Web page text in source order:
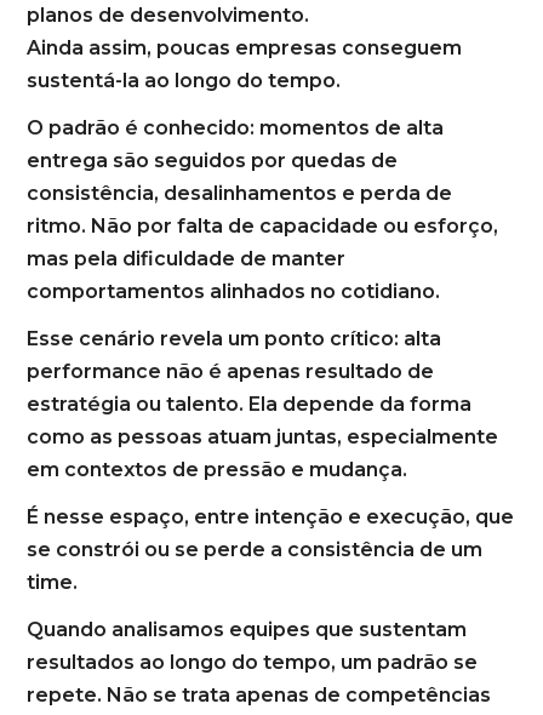
planos de desenvolvimento.
Ainda assim, poucas empresas conseguem
sustentá-la ao longo do tempo.
O padrão é conhecido: momentos de alta
entrega são seguidos por quedas de
consistência, desalinhamentos e perda de
ritmo. Não por falta de capacidade ou esforço,
mas pela dificuldade de manter
comportamentos alinhados no cotidiano.
Esse cenário revela um ponto crítico: alta
performance não é apenas resultado de
estratégia ou talento. Ela depende da forma
como as pessoas atuam juntas, especialmente
em contextos de pressão e mudança.
É nesse espaço, entre intenção e execução, que
se constrói ou se perde a consistência de um
time.
Quando analisamos equipes que sustentam
resultados ao longo do tempo, um padrão se
repete. Não se trata apenas de competências